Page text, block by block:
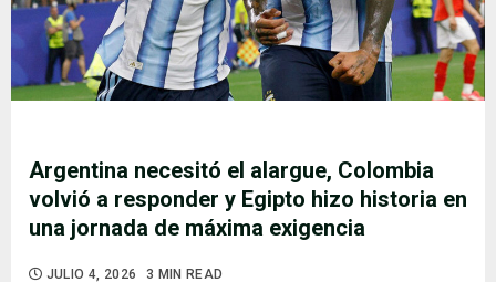
Argentina necesitó el alargue, Colombia
volvió a responder y Egipto hizo historia en
una jornada de máxima exigencia
JULIO 4, 2026 3 MIN READ